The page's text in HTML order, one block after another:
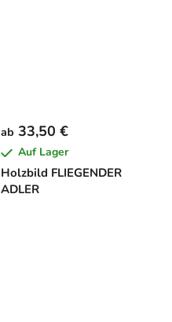
Holzbild FLIEGENDER
ADLER
ab 33,50 €
Auf Lager